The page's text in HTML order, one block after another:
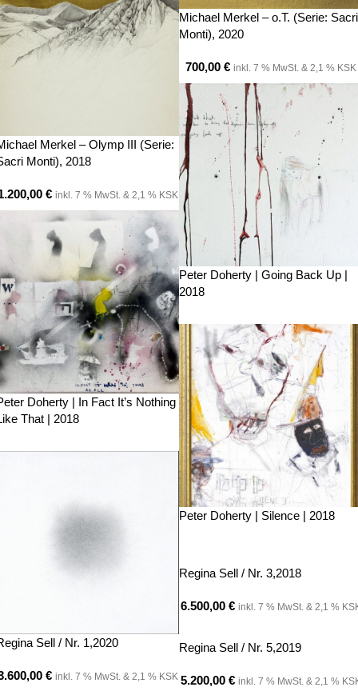
Michael Merkel – o.T. (Serie: Sacri
Monti), 2020
700,00 € inkl. 7 % MwSt. & 2,1 % KSK
Merkel – Olymp III (Serie:
Monti), 2018
€ inkl. 7 % MwSt. & 2,1 % KSK
Peter Doherty | Going Back Up |
2018
Doherty | In Fact It’s Nothing
That | 2018
Peter Doherty | Silence | 2018
Sell / Nr. 1,2020
€ inkl. 7 % MwSt. & 2,1 % KSK
Regina Sell / Nr. 3,2018
6.500,00 € inkl. 7 % MwSt. & 2,1 %
Regina Sell / Nr. 5,2019
5.200,00 € inkl. 7 % MwSt. & 2,1 %